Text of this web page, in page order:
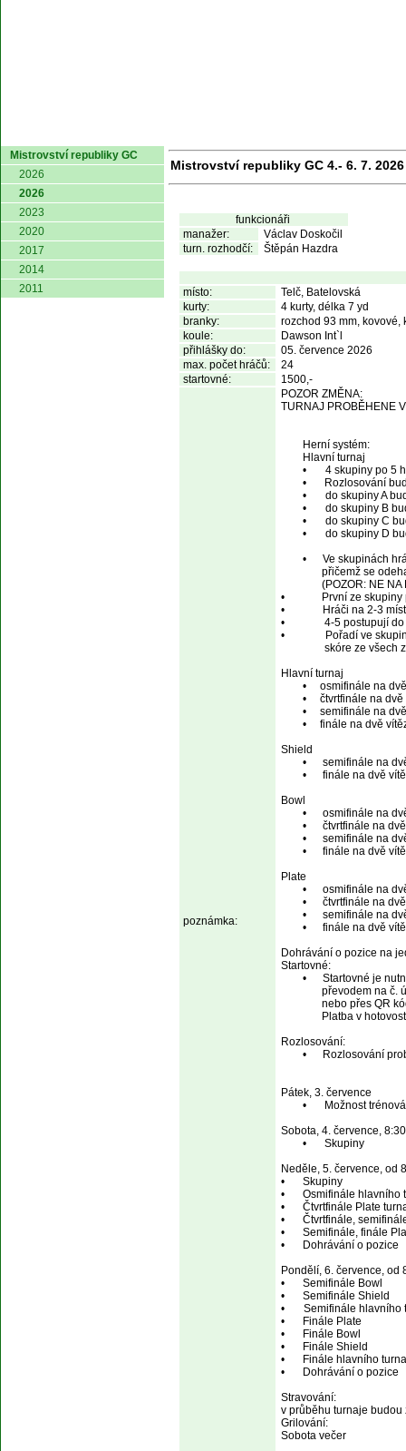
Mistrovství republiky GC
2026
2026
2023
2020
2017
2014
2011
Mistrovství republiky GC 4.- 6. 7. 2026
funkcionáři
manažer:
Václav Doskočil
turn. rozhodčí:
Štěpán Hazdra
místo:
Telč, Batelovská
kurty:
4 kurty, délka 7 yd
branky:
rozchod 93 mm, kovové,
koule:
Dawson Int`l
přihlášky do:
05. července 2026
max. počet hráčů:
24
startovné:
1500,-
poznámka:
POZOR ZMĚNA:
TURNAJ PROBĚHENE
        Herní systém:
        Hlavní turnaj
•       4 skupiny po 5
        •	Rozlosování bude na základě 4 výkonnostních košů
•       do skupiny
•       do skupiny
•       do
•       do
•      Ve
přičemž
(POZOR:
•	       První ze skupiny postupují automaticky do čtvrtfinále
•              Hráči na 2-3
•	        4-5 postupují do Plate turnaje
•               Pořadí ve
skóre ze
Hlavní turnaj
•     osmifinále
•     čtvrtfinále
•     semifinále
•     finále na
Shield
•      semifinále
•      finále na
Bowl
•      osmifinále
•      čtvrtfinále
•      semifinále
•      finále na
Plate
•      osmifinále
•      čtvrtfinále
•      semifinále
•      finále na
Dohrávání o pozice na
Startovné:
•      Startovné je
převodem
nebo přes
Platba v
Rozlosování:
•
Pátek, 3. července
        •	Možnost trénování do 16:00 – 18:00 (na hráče max. 1 hodina)
Sobota, 4. července,
        •	Skupiny
Neděle, 5. července, od
•	Skupiny
•	Osmifinále hlavního turnaje
•	Čtvrtfinále Plate turnaje
•	Čtvrtfinále, semifinále a finále hlavního turnaje
•	Semifinále, finále Plate turnaje
•	Dohrávání o pozice
Pondělí, 6. července,
•	Semifinále Bowl
•	Semifinále Shield
•       Semifinále
•	Finále Plate
•	Finále Bowl
•	Finále Shield
•	Finále hlavního turnaje
•	Dohrávání o pozice
Stravování:
v průběhu turnaje budou
Grilování:
Sobota večer